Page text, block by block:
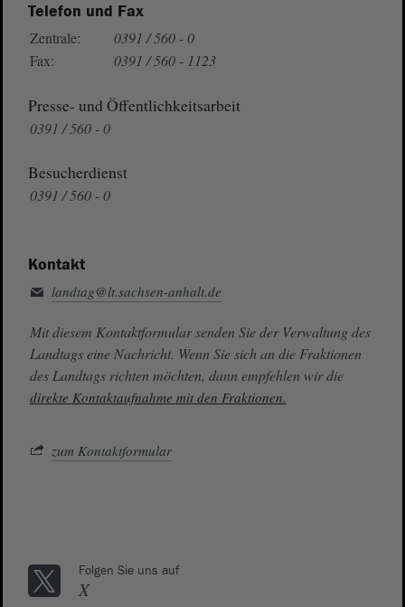
Telefon und Fax
Zentrale:
0391 / 560 - 0
Fax:
0391 / 560 - 1123
Presse- und Öffentlichkeitsarbeit
0391 / 560 - 0
Besucherdienst
0391 / 560 - 0
Kontakt
landtag@lt.sachsen-anhalt.de
Mit diesem Kontaktformular senden Sie der Verwaltung des
Landtags eine Nachricht. Wenn Sie sich an die Fraktionen
des Landtags richten möchten, dann empfehlen wir die
direkte Kontaktaufnahme mit den Fraktionen.
zum Kontaktformular
Folgen Sie uns auf
X